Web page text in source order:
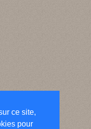
ce site,
pour